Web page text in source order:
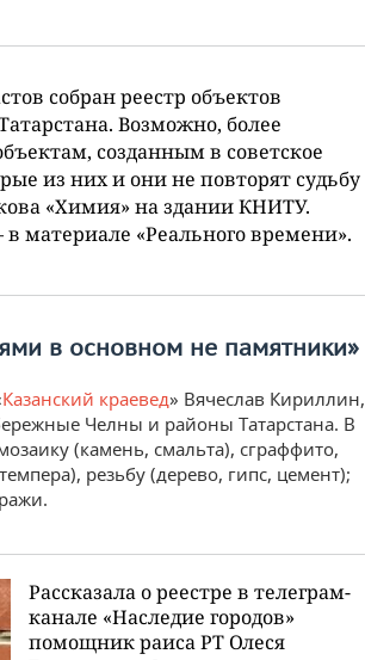
собран реестр объектов
Возможно, более
созданным в советское
из них и они не повторят судьбу
«Химия» на здании КНИТУ.
материале «Реального времени».
в основном не памятники»
Казанский краевед» Вячеслав Кириллин,
Челны и районы Татарстана. В
(камень, смальта), сграффито,
резьбу (дерево, гипс, цемент);
Рассказала о реестре в телеграм-
канале «Наследие городов»
помощник раиса РТ Олеся